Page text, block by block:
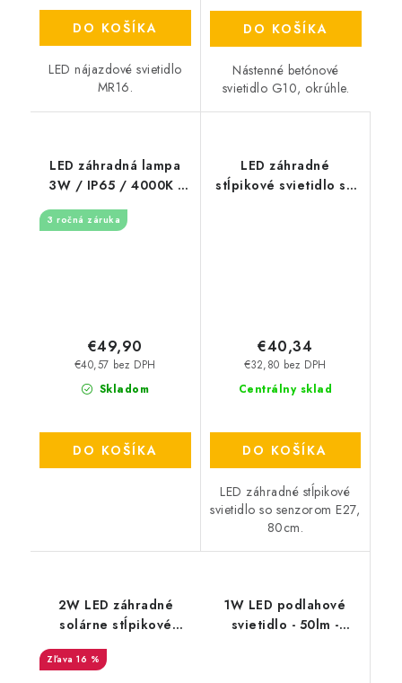
DO KOŠÍKA
LED nájazdové svietidlo
MR16.
DO KOŠÍKA
Nástenné betónové
svietidlo G10, okrúhle.
LED záhradná lampa
3W / IP65 / 4000K -
3 ročná záruka
Skladom
€40,57 bez DPH
€49,90
DO KOŠÍKA
LED záhradné
stĺpikové svietidlo so
Centrálny sklad
€32,80 bez DPH
€40,34
DO KOŠÍKA
LED záhradné stĺpikové
svietidlo so senzorom E27,
80cm.
2W LED záhradné
solárne stĺpikové
svietidlo, 3000/6000K
- 110lm - čierne
16 %
1W LED podlahové
svietidlo - 50lm -